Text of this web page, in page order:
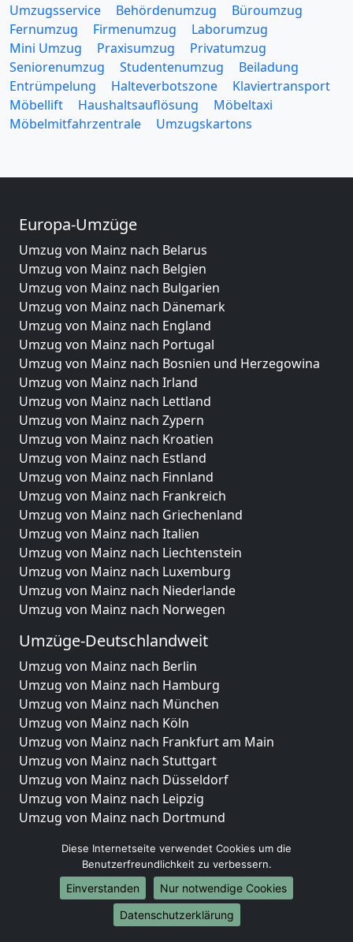
Umzugsservice Behördenumzug
Büroumzug
Fernumzug
Firmenumzug
Laborumzug
Mini Umzug
Praxisumzug
Privatumzug
Seniorenumzug
Studentenumzug
Beiladung
Entrümpelung
Halteverbotszone
Klaviertransport
Möbellift
Haushaltsauflösung
Möbeltaxi
Möbelmitfahrzentrale
Umzugskartons
Europa-Umzüge
Umzug von Mainz nach Belarus
Umzug von Mainz nach Belgien
Umzug von Mainz nach Bulgarien
Umzug von Mainz nach Dänemark
Umzug von Mainz nach England
Umzug von Mainz nach Portugal
Umzug von Mainz nach Bosnien und Herzegowina
Umzug von Mainz nach Irland
Umzug von Mainz nach Lettland
Umzug von Mainz nach Zypern
Umzug von Mainz nach Kroatien
Umzug von Mainz nach Estland
Umzug von Mainz nach Finnland
Umzug von Mainz nach Frankreich
Umzug von Mainz nach Griechenland
Umzug von Mainz nach Italien
Umzug von Mainz nach Liechtenstein
Umzug von Mainz nach Luxemburg
Umzug von Mainz nach Niederlande
Umzug von Mainz nach Norwegen
Umzüge-Deutschlandweit
Umzug von Mainz nach Berlin
Umzug von Mainz nach Hamburg
Umzug von Mainz nach München
Umzug von Mainz nach Köln
Umzug von Mainz nach Frankfurt am Main
Umzug von Mainz nach Stuttgart
Umzug von Mainz nach Düsseldorf
Umzug von Mainz nach Leipzig
Umzug von Mainz nach Dortmund
Umzug von Mainz nach Bremen
Umzug von Mainz nach Dresden
Umzug von Mainz nach Hannover
Umzug von Mainz nach Nürnberg
Umzug von Mainz nach Duisburg
Diese Internetseite verwendet Cookies um die
Benutzerfreundlichkeit zu verbessern.
Einverstanden
Nur notwendige Cookies
Datenschutzerklärung